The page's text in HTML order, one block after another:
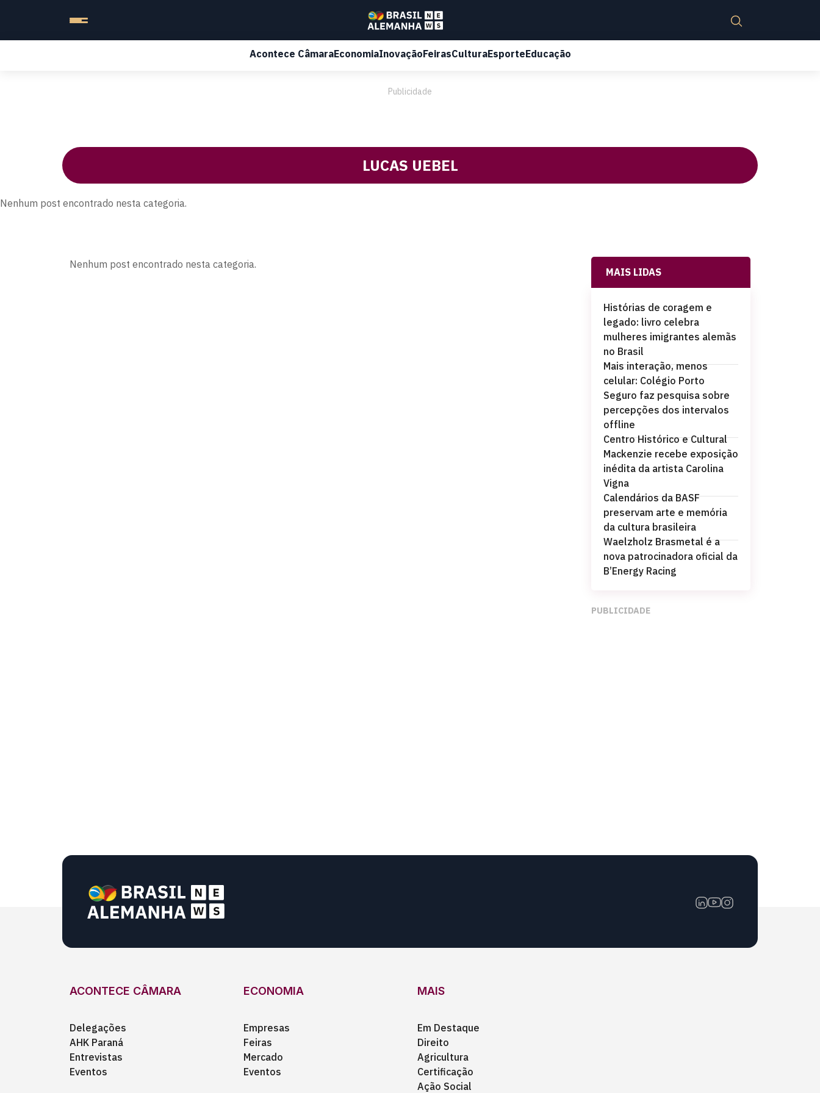
Acontece CâmaraEconomiaInovaçãoFeirasCulturaEsporteEducação
Publicidade
LUCAS UEBEL
Nenhum post encontrado nesta categoria.
Nenhum post encontrado nesta categoria.
MAIS LIDAS
Histórias de coragem e
legado: livro celebra
mulheres imigrantes alemãs
no Brasil
Mais interação, menos
celular: Colégio Porto
Seguro faz pesquisa sobre
percepções dos intervalos
offline
Centro Histórico e Cultural
Mackenzie recebe exposição
inédita da artista Carolina
Vigna
Calendários da BASF
preservam arte e memória
da cultura brasileira
Waelzholz Brasmetal é a
nova patrocinadora oficial da
B’Energy Racing
PUBLICIDADE
ACONTECE CÂMARA
Delegações
AHK Paraná
Entrevistas
Eventos
ECONOMIA
Empresas
Feiras
Mercado
Eventos
MAIS
Em Destaque
Direito
Agricultura
Certificação
Ação Social